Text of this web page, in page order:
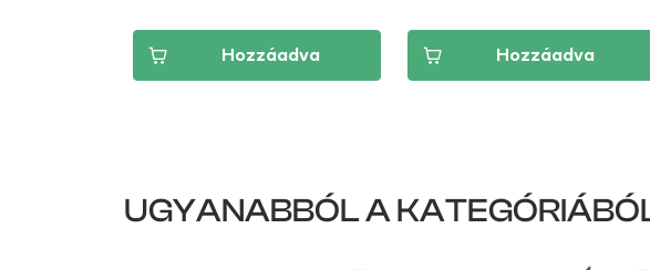
Hozzáadva Hozzáadva
UGYANABBÓL A